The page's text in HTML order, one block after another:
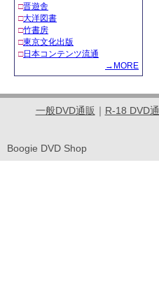
□晋遊舎
□大洋図書
□竹書房
□東京文化出版
□日本コンテンツ流通
→MORE
一般DVD通販 ｜ R-18 DVD
Boogie DVD Shop